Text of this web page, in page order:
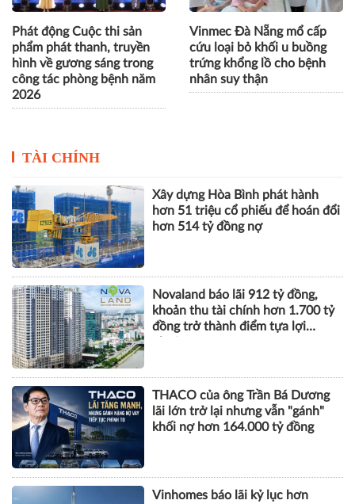
Phát động Cuộc thi sản
phẩm phát thanh, truyền
hình về gương sáng trong
công tác phòng bệnh năm
2026
Vinmec Đà Nẵng mổ cấp
cứu loại bỏ khối u buồng
trứng khổng lồ cho bệnh
nhân suy thận
TÀI CHÍNH
Xây dựng Hòa Bình phát hành
hơn 51 triệu cổ phiếu để hoán đổi
hơn 514 tỷ đồng nợ
Novaland báo lãi 912 tỷ đồng,
khoản thu tài chính hơn 1.700 tỷ
đồng trở thành điểm tựa lợi
THACO của ông Trần Bá Dương
lãi lớn trở lại nhưng vẫn "gánh"
khối nợ hơn 164.000 tỷ đồng
Vinhomes báo lãi kỷ lục hơn